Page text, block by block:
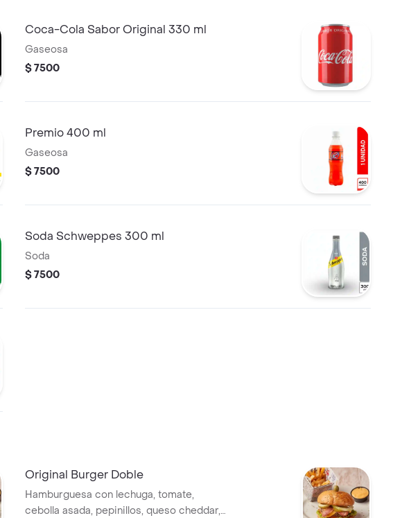
Coca-Cola Sabor Original 330 ml
Gaseosa
$ 7500
Premio 400 ml
Gaseosa
$ 7500
Soda Schweppes 300 ml
Soda
$ 7500
Original Burger Doble
Hamburguesa con lechuga, tomate,
cebolla asada, pepinillos, queso cheddar,